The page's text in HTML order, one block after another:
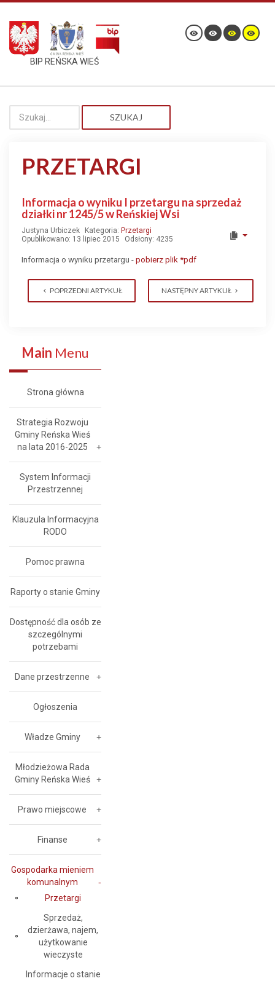
BIP REŃSKA WIEŚ
SZUKAJ
PRZETARGI
Informacja o wyniku I przetargu na sprzedaż
działki nr 1245/5 w Reńskiej Wsi
Justyna Urbiczek Kategoria: Przetargi
Opublikowano: 13 lipiec 2015
Odsłony: 4235
Informacja o wyniku przetargu - pobierz plik *pdf
POPRZEDNI ARTYKUŁ NASTĘPNY ARTYKUŁ
Main Menu
Strona główna
Strategia Rozwoju
Gminy Reńska Wieś
na lata 2016-2025
System Informacji
Przestrzennej
Klauzula Informacyjna
RODO
Pomoc prawna
Raporty o stanie Gminy
Dostępność dla osób ze
szczególnymi
potrzebami
Dane przestrzenne
Ogłoszenia
Władze Gminy
Młodzieżowa Rada
Gminy Reńska Wieś
Prawo miejscowe
Finanse
Gospodarka mieniem
komunalnym
Przetargi
Sprzedaż,
dzierżawa, najem,
użytkowanie
wieczyste
Informacje o stanie